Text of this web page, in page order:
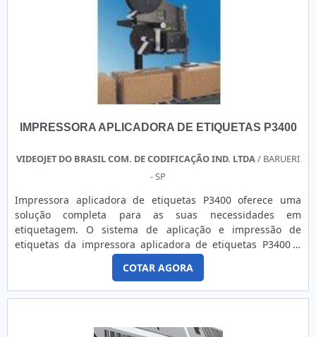
busca comunicação visual. São diversas opções
disponibilizadas, como lonas e películas para portas de
vidro com ótima qualidade e precisão.Se diferenciando
dentro de seu segmento, a empresa consegue também
proporcionar um atendimento cuidadoso e que busca a
satisfação do cliente. A Point Impressões é uma empresa
que tem sido preferência no segmento pela seriedade e
ponta a ponta..
IMPRESSORA APLICADORA DE ETIQUETAS P3400
VIDEOJET DO BRASIL COM. DE CODIFICAÇÃO IND. LTDA/ BARUERI
- SP
Impressora aplicadora de etiquetas P3400 oferece uma
solução completa para as suas necessidades em
etiquetagem. O sistema de aplicação e impressão de
etiquetas da impressora aplicadora de etiquetas P3400 é
fácil de usar, tem baixa manutenção e foi projetada para
oferecer a maior versatilidade em aplicação, tempo e
performance. A Impressora aplicadora de etiquetas P3400
realiza transferência térmica de textos e códigos de barras
COTAR AGORA